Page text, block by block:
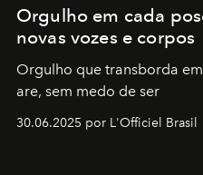
Orgulho em cada
novas vozes e corpos
Orgulho que transborda
are, sem medo de ser
30.06.2025 por L'Officiel Brasil